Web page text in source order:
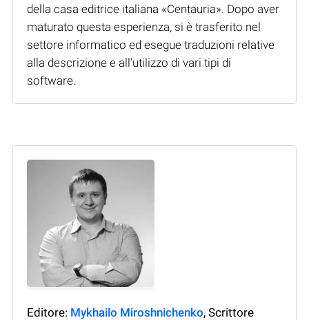
della casa editrice italiana «Centauria». Dopo aver
maturato questa esperienza, si è trasferito nel
settore informatico ed esegue traduzioni relative
alla descrizione e all'utilizzo di vari tipi di
software.
Editore: Mykhailo Miroshnichenko, Scrittore